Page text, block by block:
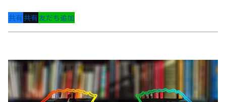
共有共有友だち追加